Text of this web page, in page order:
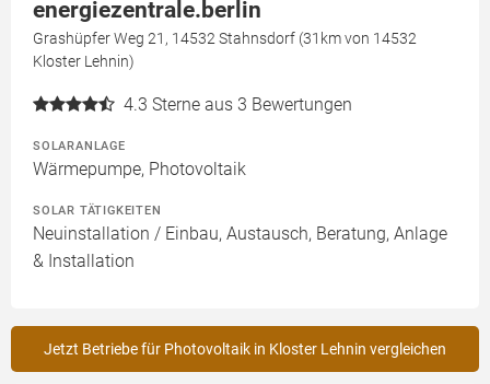
energiezentrale.berlin
Grashüpfer Weg 21, 14532 Stahnsdorf (31km von 14532
Kloster Lehnin)
4.3 Sterne aus 3 Bewertungen
SOLARANLAGE
Wärmepumpe, Photovoltaik
SOLAR TÄTIGKEITEN
Neuinstallation / Einbau, Austausch, Beratung, Anlage
& Installation
Jetzt Betriebe für Photovoltaik in Kloster Lehnin vergleichen